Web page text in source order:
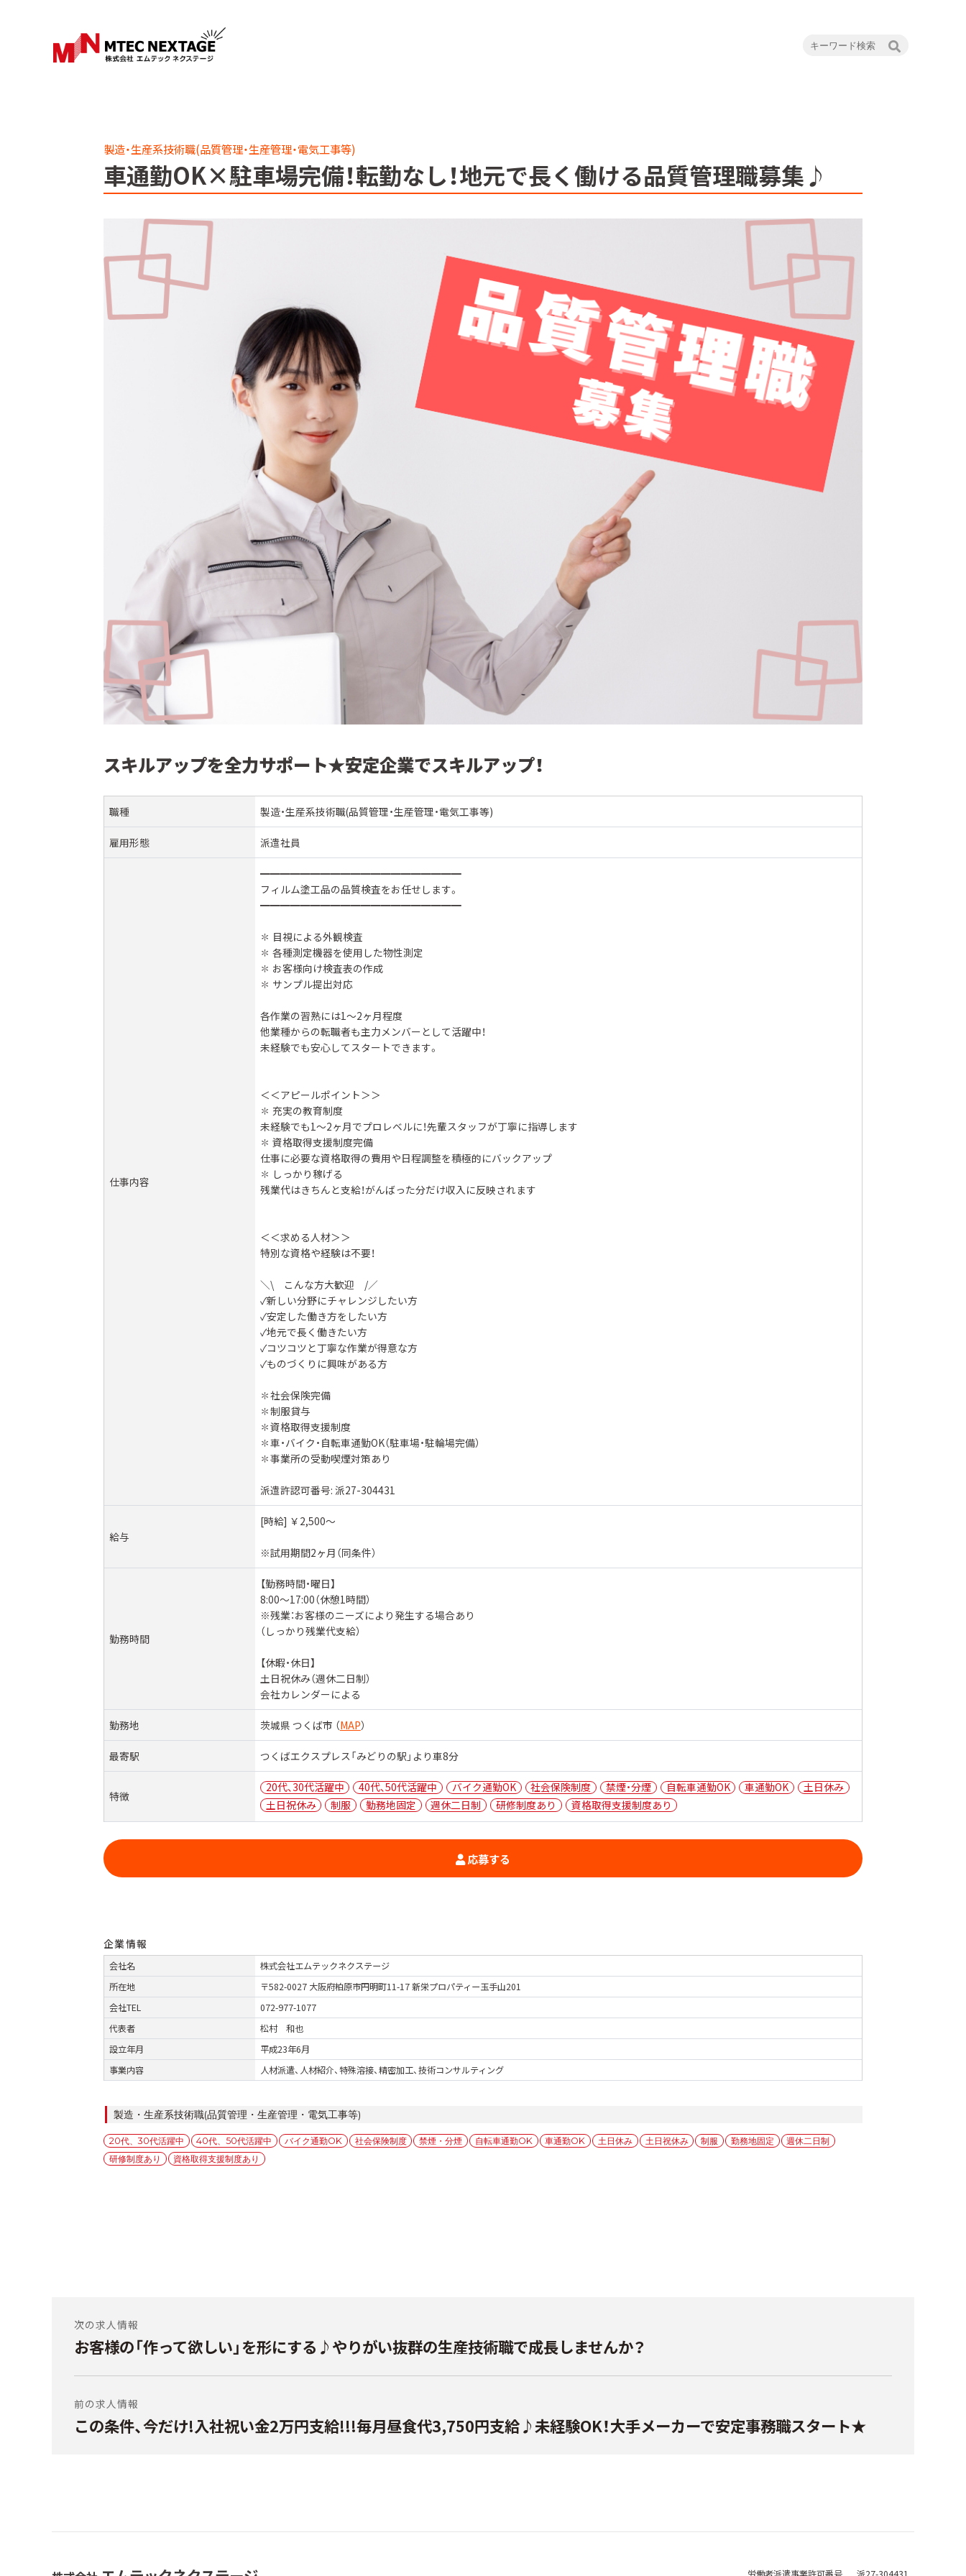
製造・生産系技術職(品質管理・生産管理・電気工事等)
車通勤OK×駐車場完備！転勤なし！地元で長く働ける品質管理職募集♪
スキルアップを全力サポート★安定企業でスキルアップ！
職種 製造・生産系技術職(品質管理・生産管理・電気工事等)
雇用形態 派遣社員
仕事内容
━━━━━━━━━━━━━━━━━━━━
フィルム塗工品の品質検査をお任せします。
━━━━━━━━━━━━━━━━━━━━
✽ 目視による外観検査
✽ 各種測定機器を使用した物性測定
✽ お客様向け検査表の作成
✽ サンプル提出対応
各作業の習熟には1～2ヶ月程度
他業種からの転職者も主力メンバーとして活躍中！
未経験でも安心してスタートできます。
＜＜アピールポイント＞＞
✽ 充実の教育制度
未経験でも1～2ヶ月でプロレベルに！先輩スタッフが丁寧に指導します
✽ 資格取得支援制度完備
仕事に必要な資格取得の費用や日程調整を積極的にバックアップ
✽ しっかり稼げる
残業代はきちんと支給！がんばった分だけ収入に反映されます
＜＜求める人材＞＞
特別な資格や経験は不要！
＼\ こんな方大歓迎 /／
✓新しい分野にチャレンジしたい方
✓安定した働き方をしたい方
✓地元で長く働きたい方
✓コツコツと丁寧な作業が得意な方
✓ものづくりに興味がある方
✽社会保険完備
✽制服貸与
✽資格取得支援制度
✽車・バイク・自転車通勤OK（駐車場・駐輪場完備）
✽事業所の受動喫煙対策あり
派遣許認可番号: 派27-304431
給与
[時給] ￥2,500〜
※試用期間2ヶ月（同条件）
勤務時間
【勤務時間・曜日】
8:00～17:00（休憩1時間）
※残業：お客様のニーズにより発生する場合あり
（しっかり残業代支給）
【休暇・休日】
土日祝休み（週休二日制）
会社カレンダーによる
勤務地 茨城県 つくば市 （MAP）
最寄駅 つくばエクスプレス「みどりの駅」より車8分
特徴
20代、30代活躍中 40代、50代活躍中 バイク通勤OK 社会保険制度 禁煙・分煙 自転車通勤OK 車通勤OK
土日休み
土日祝休み
制服 勤務地固定 週休二日制 研修制度あり 資格取得支援制度あり
応募する
企業情報
会社名
株式会社エムテックネクステージ
所在地
〒582-0027 大阪府柏原市円明町11-17 新栄プロパティー玉手山201
会社TEL
072-977-1077
代表者
松村 和也
設立年月
平成23年6月
事業内容
人材派遣、人材紹介、特殊溶接、精密加工、技術コンサルティング
ゴ
リ
製造・生産系技術職(品質管理・生産管理・電気工事等)
タ
グ
20代、30代活躍中 40代、50代活躍中 バイク通勤OK 社会保険制度 禁煙・分煙 自転車通勤OK 車通勤OK 土日休み 土日祝休み 制服 勤務地固定
週休二日制
研修制度あり
資格取得支援制度あり
稿
ナ
ビ
ゲ
ー
次の求人情報
前
投
お客様の「作って欲しい」を形にする♪やりがい抜群の生産技術職で成長しませんか？
前の求人情報
次
この条件、今だけ!入社祝い金2万円支給!!!毎月昼食代3,750円支給♪未経験OK！大手メーカーで安定事務職スタート★